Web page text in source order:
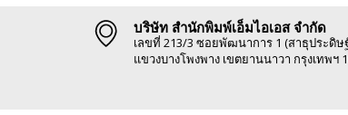
บริษัท สำนักพิมพ์เอ็มไอเอส จำกัด
เลขที่ 213/3 ซอยพัฒนาการ 1 (สาธุประดิษ
แขวงบางโพงพาง เขตยานนาวา กรุงเทพฯ